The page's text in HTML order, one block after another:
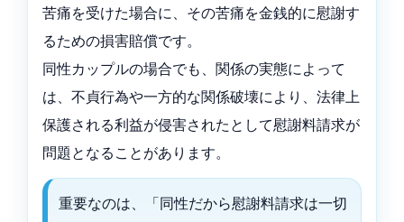
苦痛を受けた場合に、その苦痛を金銭的に慰謝す
るための損害賠償です。
同性カップルの場合でも、関係の実態によって
は、不貞行為や一方的な関係破壊により、法律上
保護される利益が侵害されたとして慰謝料請求が
問題となることがあります。
重要なのは、「同性だから慰謝料請求は一切